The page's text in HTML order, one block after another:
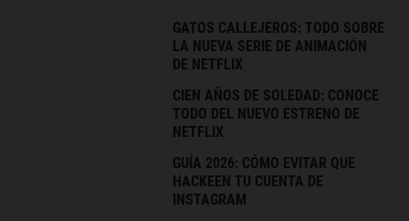
GATOS CALLEJEROS: TODO SOBRE
LA NUEVA SERIE DE ANIMACIÓN
DE NETFLIX
CIEN AÑOS DE SOLEDAD: CONOCE
TODO DEL NUEVO ESTRENO DE
NETFLIX
GUÍA 2026: CÓMO EVITAR QUE
HACKEEN TU CUENTA DE
INSTAGRAM